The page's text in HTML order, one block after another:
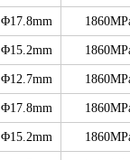
Φ17.8mm
Φ15.2mm
Φ12.7mm
Φ17.8mm
Φ15.2mm